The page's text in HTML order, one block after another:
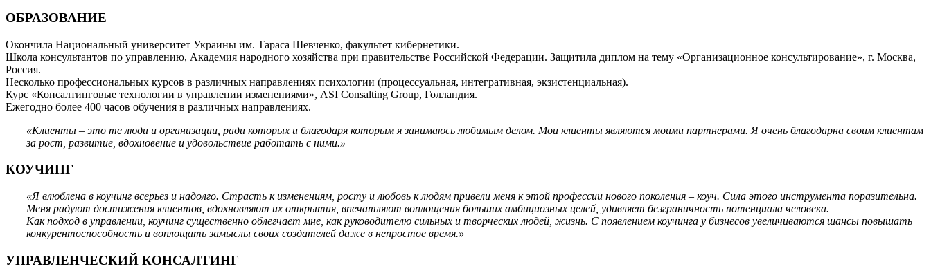
ОБРАЗОВАНИЕ
Окончила Национальный университет Украины им. Тараса Шевченко, факультет кибернетики.
Школа консультантов по управлению, Академия народного хозяйства при правительстве Российской Федерации. Защитила диплом на тему «Организационное консультирование», г. Москва,
Россия.
Несколько профессиональных курсов в различных направлениях психологии (процессуальная, интегративная, экзистенциальная).
Курс «Консалтинговые технологии в управлении изменениями», ASI Consalting Group, Голландия.
Ежегодно более 400 часов обучения в различных направлениях.
«Клиенты – это те люди и организации, ради которых и благодаря которым я занимаюсь любимым делом. Мои клиенты являются моими партнерами. Я очень благодарна своим клиентам
за рост, развитие, вдохновение и удовольствие работать с ними.»
КОУЧИНГ
«Я влюблена в коучинг всерьез и надолго. Страсть к изменениям, росту и любовь к людям привели меня к этой профессии нового поколения – коуч. Сила этого инструмента поразительна.
Меня радуют достижения клиентов, вдохновляют их открытия, впечатляют воплощения больших амбициозных целей, удивляет безграничность потенциала человека.
Как подход в управлении, коучинг существенно облегчает мне, как руководителю сильных и творческих людей, жизнь. С появлением коучинга у бизнесов увеличиваются шансы повышать
конкурентоспособность и воплощать замыслы своих создателей даже в непростое время.»
УПРАВЛЕНЧЕСКИЙ КОНСАЛТИНГ